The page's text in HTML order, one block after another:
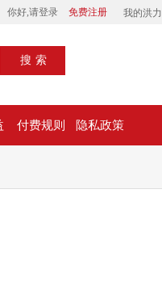
你好,请登录 免费注册 我的洪力
搜索
付费规则 隐私政策